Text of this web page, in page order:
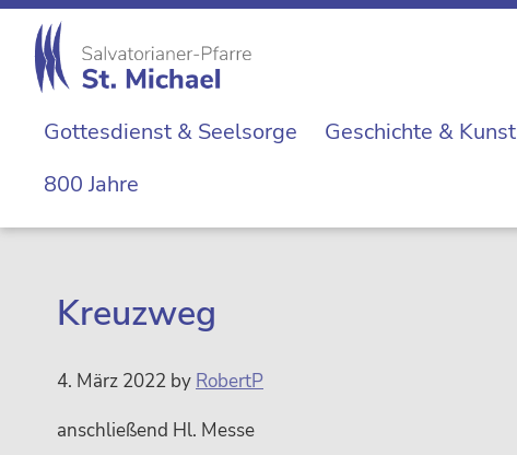
Zur
Hauptnavigation
springen
Skip
main
Zur
Hauptsidebar
springen
Zur
Fußzeile
springen
Michael
Michaelerkirche
im
Zentrum
Wiens
Gottesdienst & Seelsorge Geschichte & Kunst
800 Jahre
Kreuzweg
4. März 2022 by RobertP
anschließend Hl. Messe